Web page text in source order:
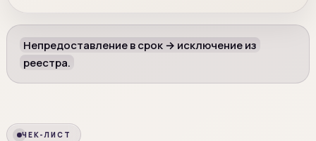
Непредоставление в срок → исключение из
реестра.
ЧЕК-ЛИСТ